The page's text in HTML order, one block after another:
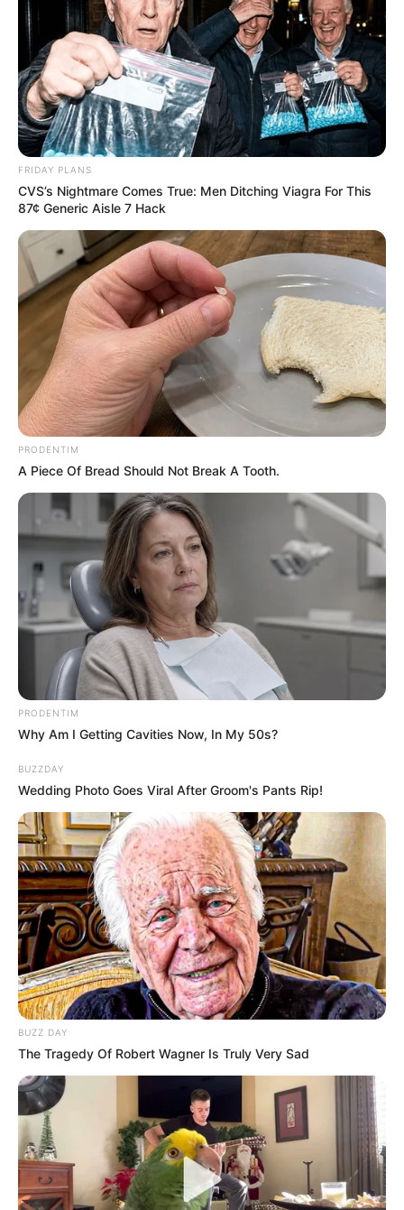
FRIDAY PLANS
CVS’s Nightmare Comes True: Men Ditching Viagra For This
87¢ Generic Aisle 7 Hack
PRODENTIM
A Piece Of Bread Should Not Break A Tooth.
PRODENTIM
Why Am I Getting Cavities Now, In My 50s?
BUZZDAY
Wedding Photo Goes Viral After Groom's Pants Rip!
BUZZ DAY
The Tragedy Of Robert Wagner Is Truly Very Sad